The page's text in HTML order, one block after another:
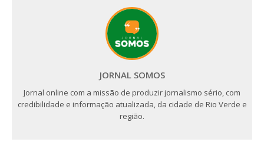
JORNAL SOMOS
Jornal online com a missão de produzir jornalismo sério, com
credibilidade e informação atualizada, da cidade de Rio Verde e
região.